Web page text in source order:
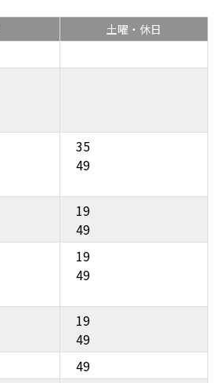
土曜・休日
35
49
19
49
19
49
19
49
49